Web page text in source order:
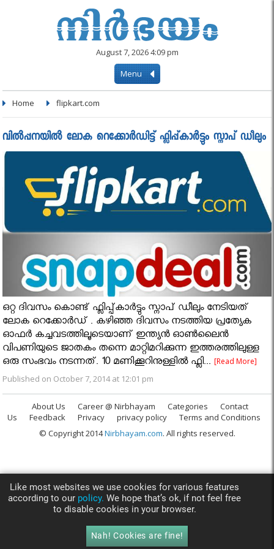
August 7, 2026 4:09 pm
Menu
Home flipkart.com
വിൽപ്പനയിൽ ലോക റെക്കോർഡിട്ട് ഫ്ലിപ്പ്കാര്‍ട്ടും സ്നാപ് ഡീലും
ഒറ്റ ദിവസം കൊണ്ട് ഫ്ലിപ്പ്കാര്‍ട്ടും സ്നാപ് ഡീലും നേടിയത്
ലോക റെക്കോർഡ് . കഴിഞ്ഞ ദിവസം നടത്തിയ പ്രത്യേക
ഓഫര്‍ കച്ചവടത്തിലൂടെയാണ് ഇന്ത്യന്‍ ഓണ്‍ലൈന്‍
വിപണിയുടെ ജാതകം തന്നെ മാറ്റിമറിക്കുന്ന ഇത്തരത്തിലുള്ള
ഒരു സംഭവം നടന്നത്. 10 മണിക്കൂറിനുള്ളില്‍ ഫ്ലി...[Read More]
Published on October 7, 2014 at 12:01 pm
About Us Career @ Nirbhayam Categories
Contact
Us
Feedback Privacy privacy policy
Terms and Conditions
© Copyright 2014Nirbhayam.com. All rights reserved.
Like most websites we use cookies for various features
according to our policy. We hope that’s ok, if not feel free
to disable cookies in your browser.
Nah! Cookies are fine!